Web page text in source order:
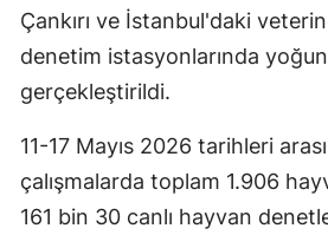
Çankırı ve İstanbul'daki
denetim istasyonlarında
gerçekleştirildi.
11-17 Mayıs 2026 tarihleri
çalışmalarda toplam 1.906
161 bin 30 canlı hayvan